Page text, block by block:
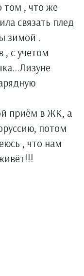
том , что же
связать плед
зимой .
, с учетом
приём в ЖК, а
потом
, что нам